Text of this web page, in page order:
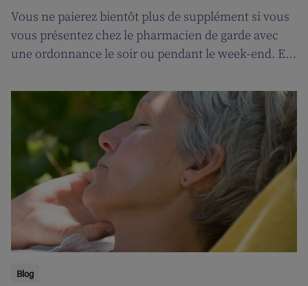
Vous ne paierez bientôt plus de supplément si vous
vous présentez chez le pharmacien de garde avec
une ordonnance le soir ou pendant le week-end. En
sera introduite pour les pharmaciens de garde.
Blog